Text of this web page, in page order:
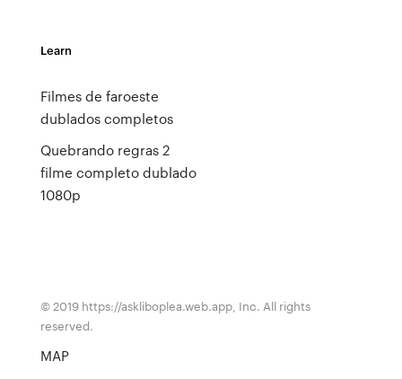
Learn
Filmes de faroeste
dublados completos
Quebrando regras 2
filme completo dublado
1080p
© 2019 https://askliboplea.web.app, Inc. All rights
reserved.
MAP